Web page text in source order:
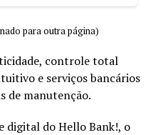
para outra página)
controle total
e serviços bancários
de manutenção.
digital do Hello Bank!, o